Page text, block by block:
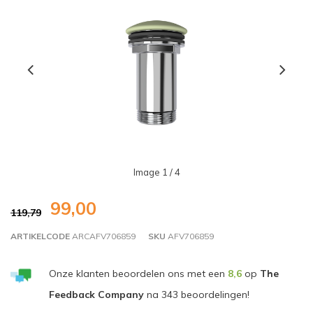
Image 1 / 4
119,79 99,00
ARTIKELCODE ARCAFV706859 SKU AFV706859
Onze klanten beoordelen ons met een 8,6op The
Feedback Companyna 343 beoordelingen!